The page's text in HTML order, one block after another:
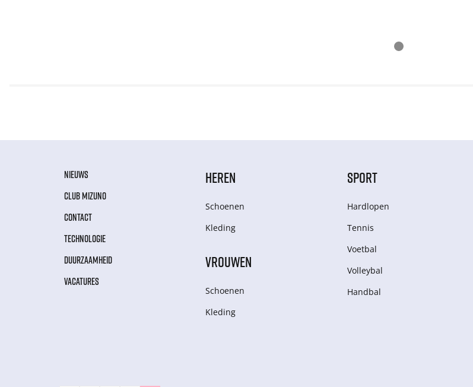
NIEUWS
CLUB MIZUNO
CONTACT
TECHNOLOGIE
DUURZAAMHEID
VACATURES
HEREN
Schoenen
Kleding
VROUWEN
Schoenen
Kleding
SPORT
Hardlopen
Tennis
Voetbal
Volleybal
Handbal